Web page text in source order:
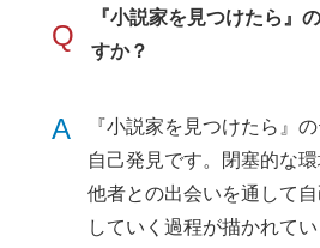
Q
『小説家を見つけたら』
すか？
A
『小説家を見つけたら』
自己発見です。閉塞的な環
他者との出会いを通して
していく過程が描かれて